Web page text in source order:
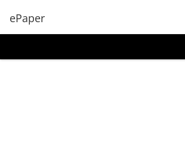
ePaper